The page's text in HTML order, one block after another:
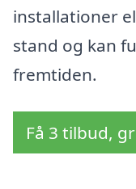
installationer
stand og kan
fremtiden.
Få 3 tilbud,